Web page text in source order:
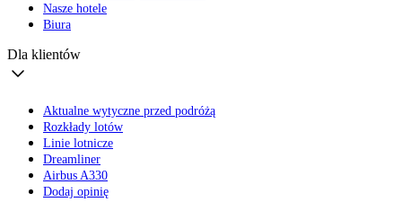
Nasze hotele
Biura
Dla klientów
Aktualne wytyczne przed podróżą
Rozkłady lotów
Linie lotnicze
Dreamliner
Airbus A330
Dodaj opinię